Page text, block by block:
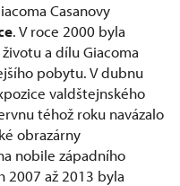
Casanovy
. V roce 2000 byla
a dílu Giacoma
pobytu. V dubnu
valdštejnského
téhož roku navázalo
obrazárny
nobile západního
2007 až 2013 byla